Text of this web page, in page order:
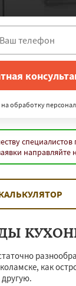
на обработку
направляйте
как